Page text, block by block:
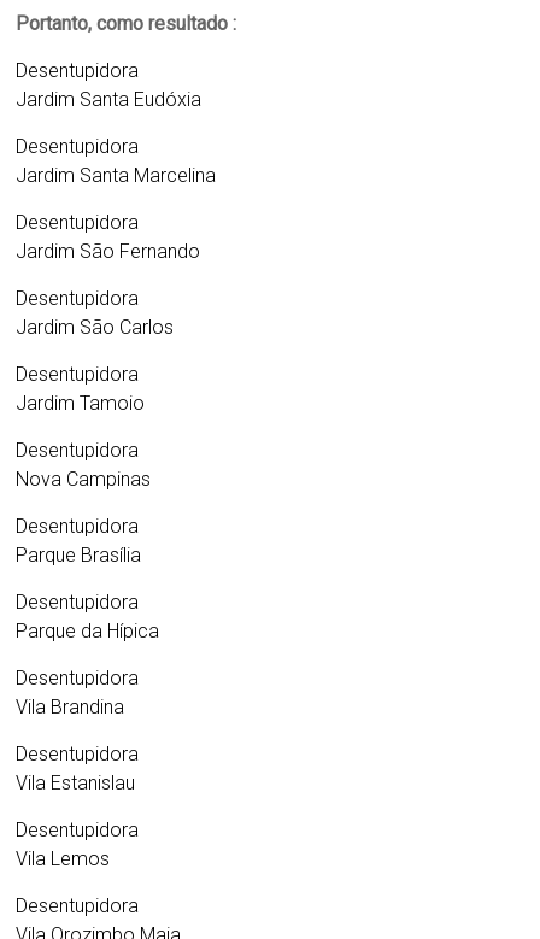
Portanto, como resultado :
Desentupidora
Jardim Santa Eudóxia
Desentupidora
Jardim Santa Marcelina
Desentupidora
Jardim São Fernando
Desentupidora
Jardim São Carlos
Desentupidora
Jardim Tamoio
Desentupidora
Nova Campinas
Desentupidora
Parque Brasília
Desentupidora
Parque da Hípica
Desentupidora
Vila Brandina
Desentupidora
Vila Estanislau
Desentupidora
Vila Lemos
Desentupidora
Vila Orozimbo Maia